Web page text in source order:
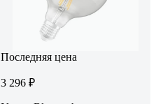
Последняя цена
3 296 ₽